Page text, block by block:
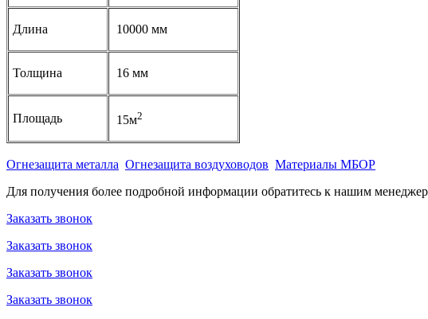
Длина 10000 мм
Толщина 16 мм
Площадь 15м2
Огнезащита металла Огнезащита воздуховодов Материалы МБОР
Для получения более подробной информации обратитесь к нашим
Заказать звонок
Заказать звонок
Заказать звонок
Заказать звонок